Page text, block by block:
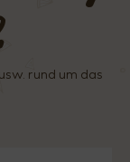
rund um das